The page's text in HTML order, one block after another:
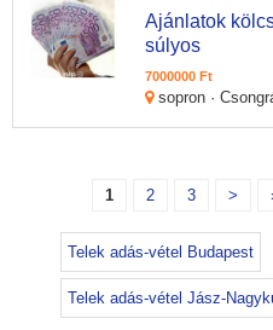
Ajánlatok
súlyos
7000000 Ft
sopron ·
1 2 3 >
Telek adás-vétel Budapest
Telek adás-vétel Jász-